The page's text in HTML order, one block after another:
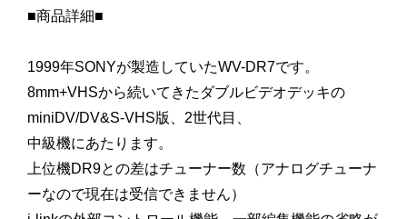
■商品詳細■
1999年SONYが製造していたWV-DR7です。
8mm+VHSから続いてきたダブルビデオデッキの
miniDV/DV&S-VHS版、2世代目、
中級機にあたります。
上位機DR9との差はチューナー数（アナログチューナ
ーなので現在は受信できません）